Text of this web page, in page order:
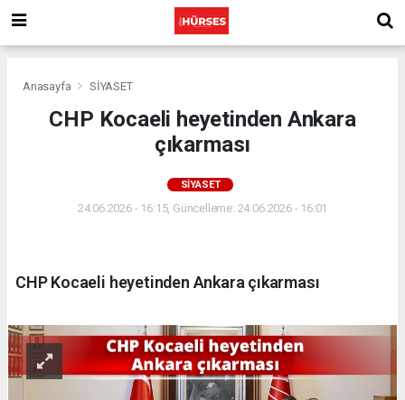
Anasayfa SİYASET
CHP Kocaeli heyetinden Ankara
çıkarması
SİYASET
24.06.2026 - 16:15, Güncelleme: 24.06.2026 - 16:01
CHP Kocaeli heyetinden Ankara çıkarması